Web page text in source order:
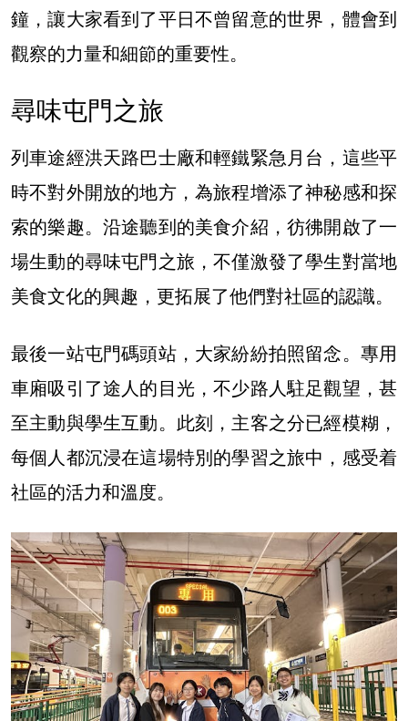
鐘，讓大家看到了平日不曾留意的世界，體會到
觀察的力量和細節的重要性。
尋味屯門之旅
列車途經洪天路巴士廠和輕鐵緊急月台，這些平
時不對外開放的地方，為旅程增添了神秘感和探
索的樂趣。沿途聽到的美食介紹，彷彿開啟了一
場生動的尋味屯門之旅，不僅激發了學生對當地
美食文化的興趣，更拓展了他們對社區的認識。
最後一站屯門碼頭站，大家紛紛拍照留念。專用
車廂吸引了途人的目光，不少路人駐足觀望，甚
至主動與學生互動。此刻，主客之分已經模糊，
每個人都沉浸在這場特別的學習之旅中，感受着
社區的活力和溫度。